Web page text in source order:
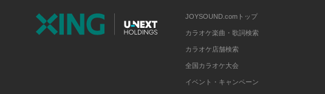
JOYSOUND.comトップ
カラオケ楽曲・歌詞検索
カラオケ店舗検索
全国カラオケ大会
イベント・キャンペーン